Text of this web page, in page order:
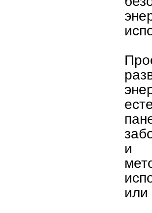
и
или